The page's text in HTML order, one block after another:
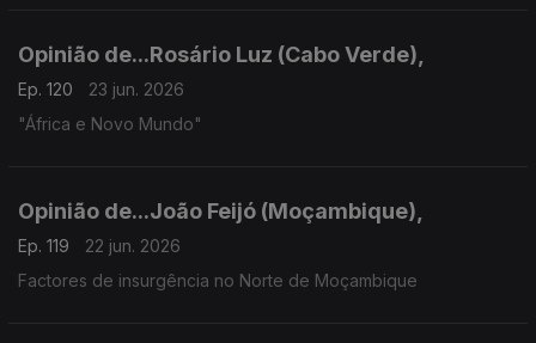
Opinião de...Rosário Luz (Cabo Verde),
Ep. 120
23 jun. 2026
"África e Novo Mundo"
Opinião de...João Feijó (Moçambique),
Ep. 119
22 jun. 2026
Factores de insurgência no Norte de Moçambique